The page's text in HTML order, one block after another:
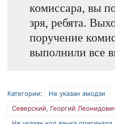
комиссара, вы
зря, ребята.
поручение
выполнили все
Категории:
Не указан эмодзи
Северский, Георгий